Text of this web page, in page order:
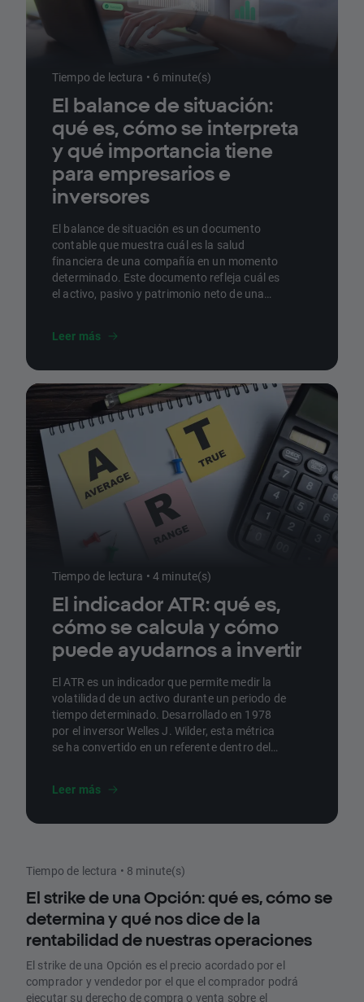
Tiempo de lectura • 6 minute(s)
El balance de situación:
qué es, cómo se interpreta
y qué importancia tiene
para empresarios e
inversores
El balance de situación es un documento
contable que muestra cuál es la salud
financiera de una compañía en un momento
determinado. Este documento refleja cuál es
el activo, pasivo y patrimonio neto de una
empresa. En este artículo, repasamos qué es
Leer más
Tiempo de lectura • 4 minute(s)
El indicador ATR: qué es,
cómo se calcula y cómo
puede ayudarnos a invertir
El ATR es un indicador que permite medir la
volatilidad de un activo durante un periodo de
tiempo determinado. Desarrollado en 1978
por el inversor Welles J. Wilder, esta métrica
se ha convertido en un referente dentro del
Leer más
Tiempo de lectura • 8 minute(s)
El strike de una Opción: qué es, cómo se
determina y qué nos dice de la
rentabilidad de nuestras operaciones
El strike de una Opción es el precio acordado por el
comprador y vendedor por el que el comprador podrá
ejecutar su derecho de compra o venta sobre el